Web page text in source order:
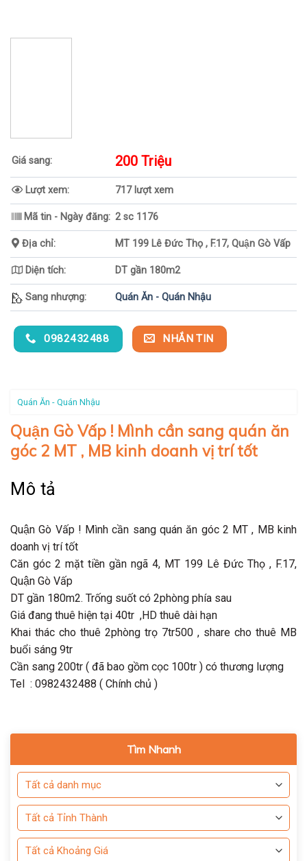
Giá sang: 200 Triệu
Lượt xem: 717 lượt xem
Mã tin - Ngày đăng: 2 sc 1176
Địa chỉ: MT 199 Lê Đức Thọ , F.17, Quận Gò Vấp
Diện tích: DT gần 180m2
Sang nhượng: Quán Ăn - Quán Nhậu
0982432488 NHẮN TIN
Quán Ăn - Quán Nhậu
Quận Gò Vấp ! Mình cần sang quán ăn
góc 2 MT , MB kinh doanh vị trí tốt
Mô tả
Quận Gò Vấp ! Mình cần sang quán ăn góc 2 MT , MB kinh
doanh vị trí tốt
Căn góc 2 mặt tiền gần ngã 4, MT 199 Lê Đức Thọ , F.17,
Quận Gò Vấp
DT gần 180m2. Trống suốt có 2phòng phía sau
Giá đang thuê hiện tại 40tr ,HD thuê dài hạn
Khai thác cho thuê 2phòng trọ 7tr500 , share cho thuê MB
buổi sáng 9tr
Cần sang 200tr ( đã bao gồm cọc 100tr ) có thương lượng
Tel : 0982432488 ( Chính chủ )
Tìm Nhanh